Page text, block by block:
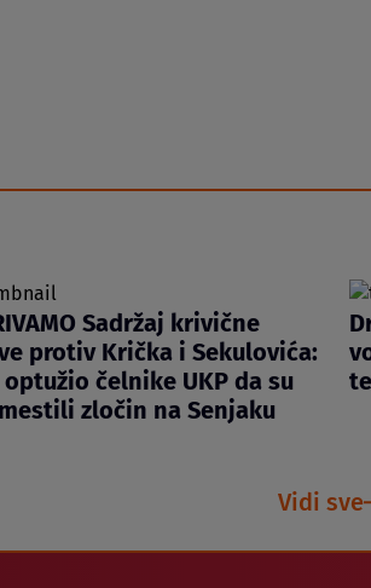
Sadržaj krivične
protiv Krička i Sekulovića:
čelnike UKP da su
zločin na Senjaku
Vidi sve